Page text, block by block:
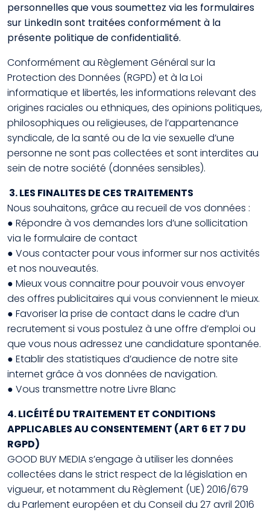
personnelles que vous soumettez via les formulaires
sur LinkedIn sont traitées conformément à la
présente politique de confidentialité.
Conformément au Règlement Général sur la
Protection des Données (RGPD) et à la Loi
informatique et libertés, les informations relevant des
origines raciales ou ethniques, des opinions politiques,
philosophiques ou religieuses, de l’appartenance
syndicale, de la santé ou de la vie sexuelle d’une
personne ne sont pas collectées et sont interdites au
sein de notre société (données sensibles).
3. LES FINALITES DE CES TRAITEMENTS
Nous souhaitons, grâce au recueil de vos données :
● Répondre à vos demandes lors d’une sollicitation
via le formulaire de contact
● Vous contacter pour vous informer sur nos activités
et nos nouveautés.
● Mieux vous connaitre pour pouvoir vous envoyer
des offres publicitaires qui vous conviennent le mieux.
● Favoriser la prise de contact dans le cadre d’un
recrutement si vous postulez à une offre d’emploi ou
que vous nous adressez une candidature spontanée.
● Etablir des statistiques d’audience de notre site
internet grâce à vos données de navigation.
● Vous transmettre notre Livre Blanc
4. LICÉITÉ DU TRAITEMENT ET CONDITIONS
APPLICABLES AU CONSENTEMENT (ART 6 ET 7 DU
RGPD)
GOOD BUY MEDIA s’engage à utiliser les données
collectées dans le strict respect de la législation en
vigueur, et notamment du Règlement (UE) 2016/679
du Parlement européen et du Conseil du 27 avril 2016